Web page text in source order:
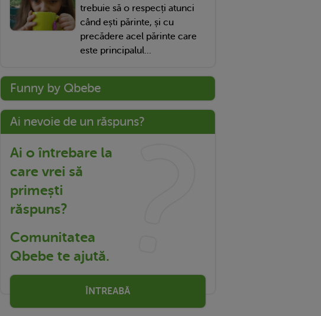
trebuie să o respecți atunci
când ești părinte, și cu
precădere acel părinte care
este principalul...
Funny by Qbebe
Ai nevoie de un răspuns?
Ai o întrebare la
care vrei să
primești
răspuns?
Comunitatea
Qbebe te ajută.
ÎNTREABĂ